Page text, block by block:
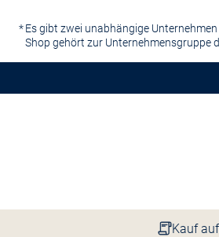
Es gibt zwei unabhängige
Shop gehört zur Unternehmensgruppe
Kauf